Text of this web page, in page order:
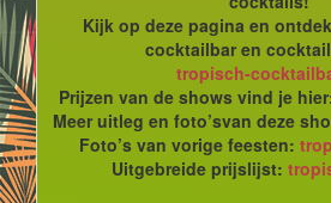
Kijk op deze pagina en
cocktailbar en
tropisch-
Prijzen van de shows vind je
Meer uitleg en foto’svan deze
Foto’s van vorige feesten:
Uitgebreide prijslijst: